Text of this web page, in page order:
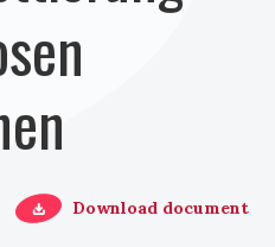
Download document